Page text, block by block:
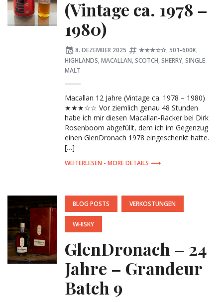
(Vintage ca. 1978 –
1980)
Posted
on
8. DEZEMBER 2025 Tagged:
★★★☆☆, 501-600€,
HIGHLANDS, MACALLAN, SCOTCH, SHERRY, SINGLE
MALT
Macallan 12 Jahre (Vintage ca. 1978 – 1980)
★★★☆☆ Vor ziemlich genau 48 Stunden
habe ich mir diesen Macallan-Racker bei Dirk
Rosenboom abgefüllt, dem ich im Gegenzug
einen GlenDronach 1978 eingeschenkt hatte.
[…]
MORE DETAILS
POSTED
BLOG POSTS VERKOSTUNGEN
WHISKY
GlenDronach – 24
Jahre – Grandeur
Batch 9